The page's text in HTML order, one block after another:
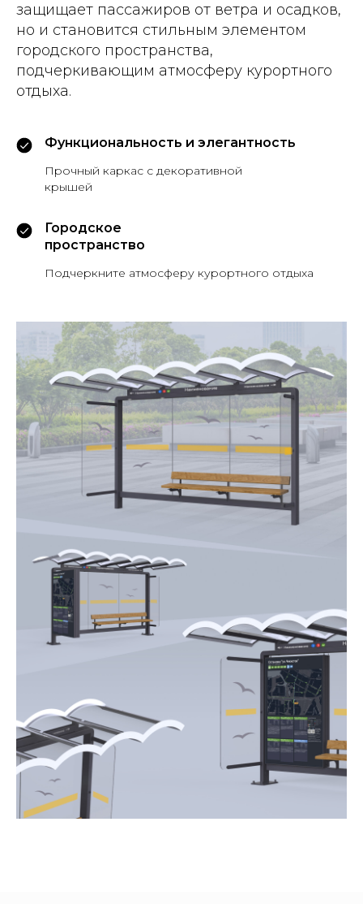
защищает пассажиров от ветра и осадков,
но и становится стильным элементом
городского пространства,
подчеркивающим атмосферу курортного
отдыха.
Функциональность и элегантность
Прочный каркас с декоративной
крышей
Городское
пространство
Подчеркните атмосферу курортного отдыха